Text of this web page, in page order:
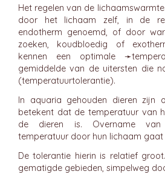
Het regelen van de
door het lichaam zelf, in de
endotherm genoemd, of door
zoeken, koudbloedig of
kennen een optimale ➛
gemiddelde van de uitersten die
(temperatuurtolerantie).
In aquaria gehouden dieren zijn
betekent dat de temperatuur van
de dieren is. Overname van
temperatuur door hun lichaam gaat
De tolerantie hierin is relatief
gematigde gebieden, simpelweg